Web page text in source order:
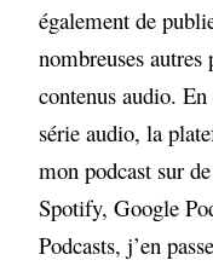
également de
nombreuses autres
contenus audio.
série audio, la
mon podcast sur
Spotify, Google
Podcasts, j’en